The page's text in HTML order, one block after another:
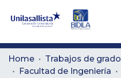
Communities
& Collections
Home
Trabajos de grado
Facultad de Ingeniería